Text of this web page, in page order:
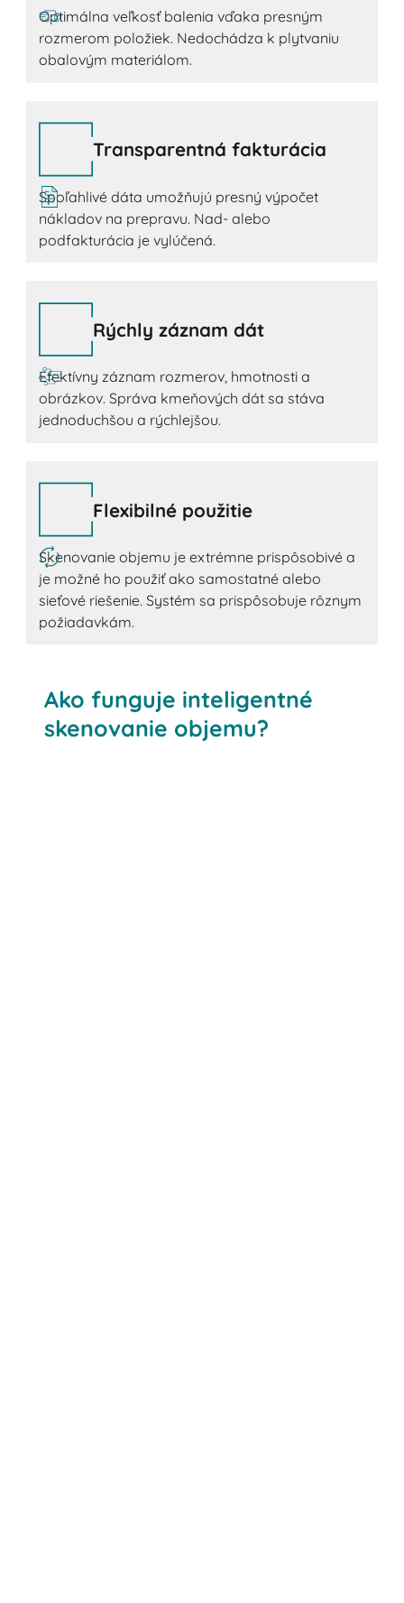
Optimálna veľkosť balenia vďaka presným
rozmerom položiek. Nedochádza k plytvaniu
obalovým materiálom.
Transparentná fakturácia
Spoľahlivé dáta umožňujú presný výpočet
nákladov na prepravu. Nad- alebo
podfakturácia je vylúčená.
Rýchly záznam dát
Efektívny záznam rozmerov, hmotnosti a
obrázkov. Správa kmeňových dát sa stáva
jednoduchšou a rýchlejšou.
Flexibilné použitie
Skenovanie objemu je extrémne prispôsobivé a
je možné ho použiť ako samostatné alebo
sieťové riešenie. Systém sa prispôsobuje rôznym
požiadavkám.
Ako funguje inteligentné
skenovanie objemu?